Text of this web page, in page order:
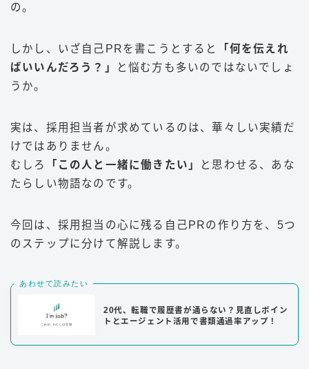
の。
しかし、いざ自己PRを書こうとすると
「何を伝えれ
ばいいんだろう？」
と悩む方も多いのではないでしょ
うか。
実は、採用担当者が求めているのは、華々しい実績だ
けではありません。
むしろ
「この人と一緒に働きたい」
と思わせる、あな
たらしい物語なのです。
今回は、採用担当の心に残る自己PRの作り方を、5つ
のステップに分けて解説します。
あわせて読みたい
20代、転職で履歴書が通らない？見直しポイン
トとエージェント活用で書類通過率アップ！